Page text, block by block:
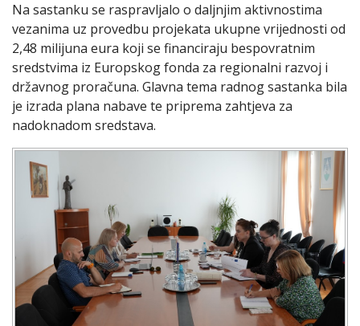
Na sastanku se raspravljalo o daljnjim aktivnostima
vezanima uz provedbu projekata ukupne vrijednosti od
2,48 milijuna eura koji se financiraju bespovratnim
sredstvima iz Europskog fonda za regionalni razvoj i
državnog proračuna. Glavna tema radnog sastanka bila
je izrada plana nabave te priprema zahtjeva za
nadoknadom sredstava.